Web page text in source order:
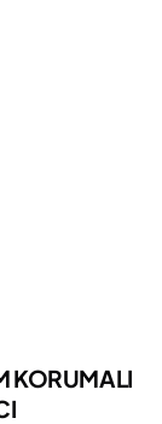
KORUMALI